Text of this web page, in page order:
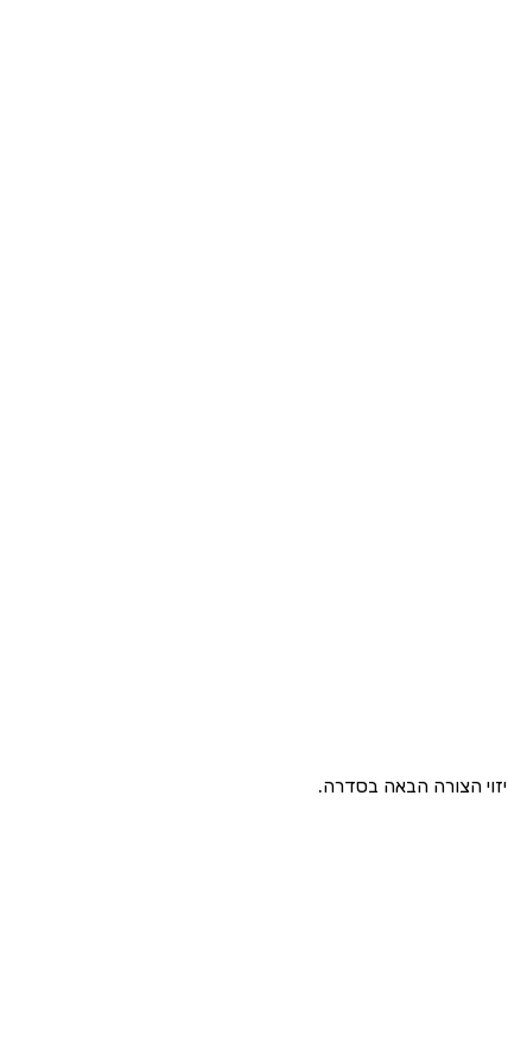
הצורה הבאה בסדרה.